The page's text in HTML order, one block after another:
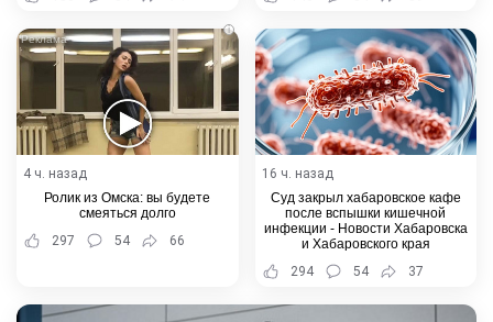
i
4 ч. назад
Ролик из Омска: вы будете
смеяться долго
297
54 66
16 ч. назад
Суд закрыл хабаровское кафе
после вспышки кишечной
инфекции - Новости Хабаровска
и Хабаровского края
294
54 37